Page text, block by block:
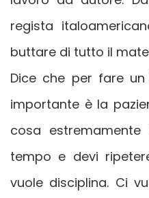
regista
buttare di tutto il
Dice che per fare
importante è la
cosa
tempo e devi
vuole disciplina. Ci